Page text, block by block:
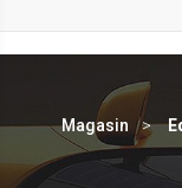
Magasin